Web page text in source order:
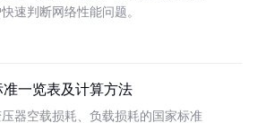
速判断网络性能问题。
一览表及计算方法
器空载损耗、负载损耗的国家标准